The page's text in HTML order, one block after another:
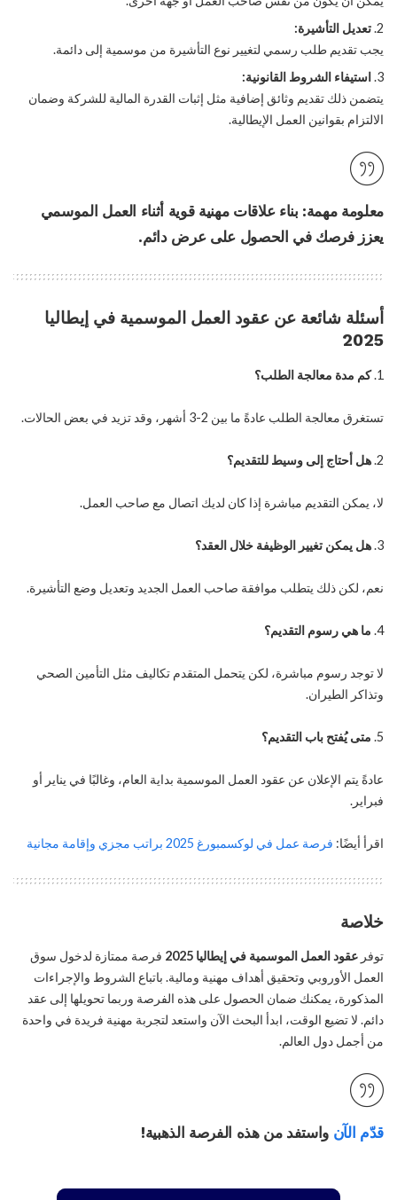
تعديل التأشيرة:
يجب تقديم طلب رسمي لتغيير نوع التأشيرة من موسمية إلى دائمة.
استيفاء الشروط القانونية:
يتضمن ذلك تقديم وثائق إضافية مثل إثبات القدرة المالية للشركة وضمان
الالتزام بقوانين العمل الإيطالية.
معلومة مهمة: بناء علاقات مهنية قوية أثناء العمل الموسمي
يعزز فرصك في الحصول على عرض دائم.
أسئلة شائعة عن عقود العمل الموسمية في إيطاليا
2025
1. كم مدة معالجة الطلب؟
تستغرق معالجة الطلب عادةً ما بين 2-3 أشهر، وقد تزيد في بعض الحالات.
2. هل أحتاج إلى وسيط للتقديم؟
لا، يمكن التقديم مباشرة إذا كان لديك اتصال مع صاحب العمل.
3. هل يمكن تغيير الوظيفة خلال العقد؟
نعم، لكن ذلك يتطلب موافقة صاحب العمل الجديد وتعديل وضع التأشيرة.
4. ما هي رسوم التقديم؟
لا توجد رسوم مباشرة، لكن يتحمل المتقدم تكاليف مثل التأمين الصحي
وتذاكر الطيران.
5. متى يُفتح باب التقديم؟
عادةً يتم الإعلان عن عقود العمل الموسمية بداية العام، وغالبًا في يناير أو
فبراير.
اقرأ أيضًا: فرصة عمل في لوكسمبورغ 2025 براتب مجزي وإقامة مجانية
خلاصة
توفر عقود العمل الموسمية في إيطاليا 2025
فرصة ممتازة لدخول سوق
العمل الأوروبي وتحقيق أهداف مهنية ومالية. باتباع الشروط والإجراءات
المذكورة، يمكنك ضمان الحصول على هذه الفرصة وربما تحويلها إلى عقد
دائم. لا تضيع الوقت، ابدأ البحث الآن واستعد لتجربة مهنية فريدة في واحدة
من أجمل دول العالم.
قدّم الآن واستفد من هذه الفرصة الذهبية!